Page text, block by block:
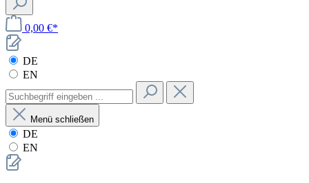
0,00 €*
DE
EN
Menü schließen
DE
EN